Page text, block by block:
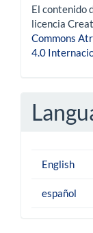
El contenido
licencia
Commons
4.0
English
español